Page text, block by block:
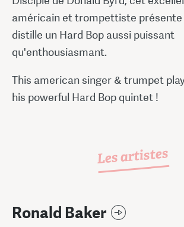
américain et trompettiste
distille un Hard Bop aussi puissant
qu'enthousiasmant.
This american singer & trumpet
his powerful Hard Bop quintet !
Les artistes
Ronald Baker